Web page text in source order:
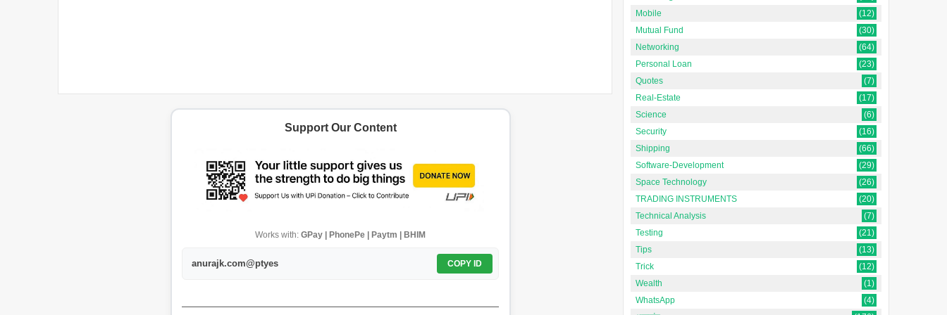
Support Our Content
Works with:GPay | PhonePe | Paytm | BHIM
anurajk.com@ptyes COPY ID
Mobile
(12)
Mutual Fund
(30)
Networking
(64)
Personal Loan
(23)
Quotes
(7)
Real-Estate
(17)
Science
(6)
Security
(16)
Shipping
(66)
Software-Development
(29)
Space Technology
(26)
TRADING INSTRUMENTS
(20)
Technical Analysis
(7)
Testing
(21)
Tips
(13)
Trick
(12)
Wealth
(1)
WhatsApp
(4)